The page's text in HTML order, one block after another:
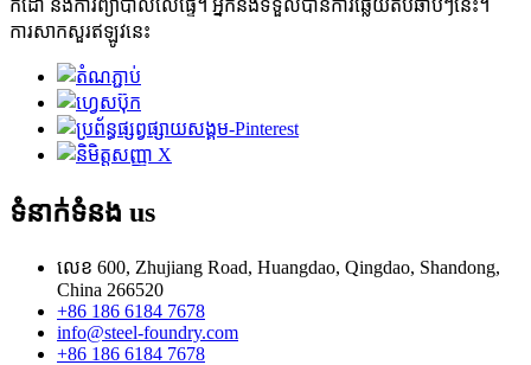
កំដៅ និងការព្យាបាលលើផ្ទៃ។ អ្នកនឹងទទួលបានការឆ្លើយតបឆាប់ៗនេះ។
ការសាកសួរឥឡូវនេះ
ទំនាក់ទំនង us
លេខ 600, Zhujiang Road, Huangdao, Qingdao, Shandong,
China 266520
+86 186 6184 7678
info@steel-foundry.com
+86 186 6184 7678